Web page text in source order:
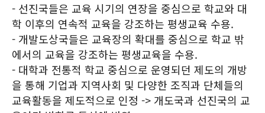
- 선진국들은 교육 시기의 연장을 중심으로 학교와 대
학 이후의 연속적 교육을 강조하는 평생교육 수용.
- 개발도상국들은 교육장의 확대를 중심으로 학교 밖
에서의 교육을 강조하는 평생교육을 수용.
- 대학과 전통적 학교 중심으로 운영되던 제도의 개방
을 통해 기업과 지역사회 및 다양한 조직과 단체들의
교육활동을 제도적으로 인정 -> 개도국과 선진국의 교